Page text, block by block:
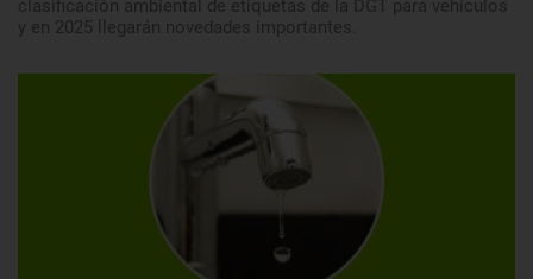
clasificación ambiental de etiquetas de la DGT para vehículos
y en 2025 llegarán novedades importantes.